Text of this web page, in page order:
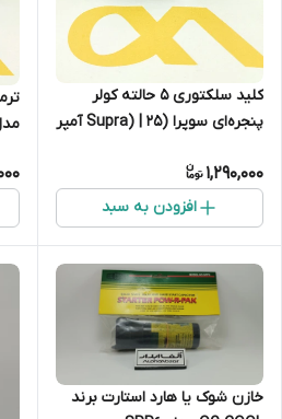
کلید سلکتوری 5 حالته کولر
پنجره‌ای سوپرا (Supra) | 25 آمپر
1,290,000
افزودن به سبد
خازن شوک یا هارد استارت برند